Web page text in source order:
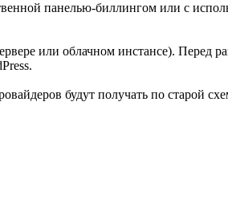
панелью-биллингом или с
или облачном инстансе). Перед
будут получать по старой